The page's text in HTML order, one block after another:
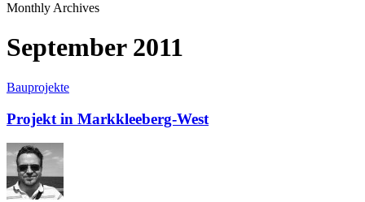
Monthly Archives
September 2011
Bauprojekte
Projekt in Markkleeberg-West